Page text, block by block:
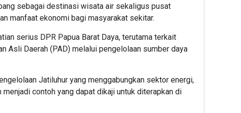
sebagai destinasi wisata air sekaligus pusat
manfaat ekonomi bagi masyarakat sekitar.
serius DPR Papua Barat Daya, terutama terkait
Asli Daerah (PAD) melalui pengelolaan sumber daya
Jatiluhur yang menggabungkan sektor energi,
menjadi contoh yang dapat dikaji untuk diterapkan di